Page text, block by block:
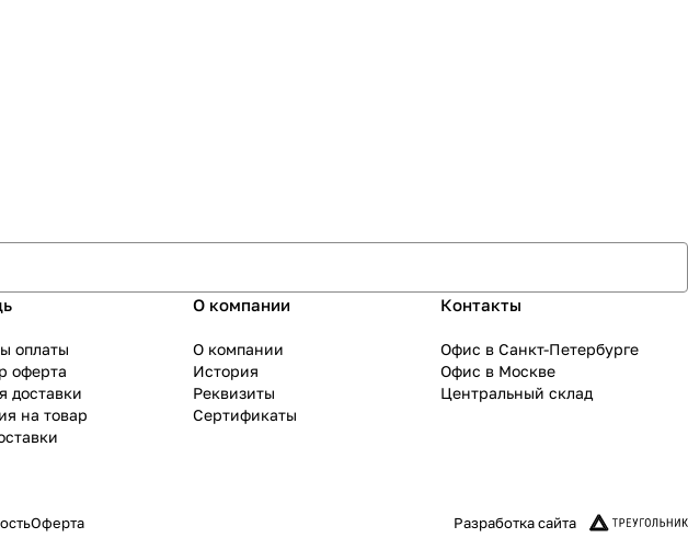
оплаты
оферта
доставки
на товар
О компании
О компании
История
Реквизиты
Сертификаты
Контакты
Офис в Санкт-Петербурге
Офис в Москве
Центральный склад
Оферта Разработка сайта